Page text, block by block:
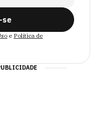
se
e Política de